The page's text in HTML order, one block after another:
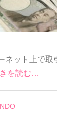
ネット上で取
を読む…